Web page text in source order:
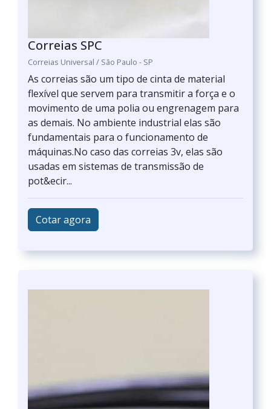
Correias SPC
Correias Universal / São Paulo - SP
As correias são um tipo de cinta de material
flexível que servem para transmitir a força e o
movimento de uma polia ou engrenagem para
as demais. No ambiente industrial elas são
fundamentais para o funcionamento de
máquinas.No caso das correias 3v, elas são
usadas em sistemas de transmissão de
pot&ecir...
Cotar agora